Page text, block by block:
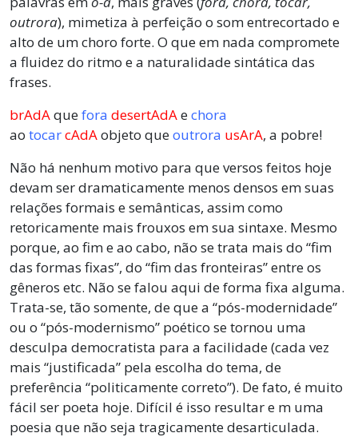
outrora), mimetiza à perfeição o som entrecortado e
alto de um choro forte. O que em nada compromete
a fluidez do ritmo e a naturalidade sintática das
frases.
brAdAquefora desertAdAechora
ao tocarcAdAobjeto queoutrora usArA, a pobre!
Não há nenhum motivo para que versos feitos hoje
devam ser dramaticamente menos densos em suas
relações formais e semânticas, assim como
retoricamente mais frouxos em sua sintaxe. Mesmo
porque, ao fim e ao cabo, não se trata mais do “fim
das formas fixas”, do “fim das fronteiras” entre os
gêneros etc. Não se falou aqui de forma fixa alguma.
Trata-se, tão somente, de que a “pós-modernidade”
ou o “pós-modernismo” poético se tornou uma
desculpa democratista para a facilidade (cada vez
mais “justificada” pela escolha do tema, de
preferência “politicamente correto”). De fato, é muito
fácil ser poeta hoje. Difícil é isso resultar e m uma
poesia que não seja tragicamente desarticulada.